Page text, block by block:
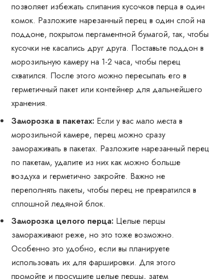
позволяет избежать слипания кусочков перца в один
комок. Разложите нарезанный перец в один слой на
поддоне, покрытом пергаментной бумагой, так, чтобы
кусочки не касались друг друга. Поставьте поддон в
морозильную камеру на 1-2 часа, чтобы перец
схватился. После этого можно пересыпать его в
герметичный пакет или контейнер для дальнейшего
хранения.
Заморозка в пакетах: Если у вас мало места в
морозильной камере, перец можно сразу
замораживать в пакетах. Разложите нарезанный перец
по пакетам, удалите из них как можно больше
воздуха и герметично закройте. Важно не
переполнять пакеты, чтобы перец не превратился в
сплошной ледяной блок.
Заморозка целого перца: Целые перцы
замораживают реже, но это тоже возможно.
Особенно это удобно, если вы планируете
использовать их для фаршировки. Для этого
промойте и просушите целые перцы, затем